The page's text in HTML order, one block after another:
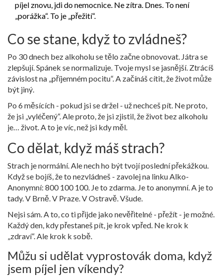
píjel znovu, jdi do nemocnice. Ne zítra. Dnes. To není
„porážka“. To je „přežití“.
Co se stane, když to zvládneš?
Po 30 dnech bez alkoholu se tělo začne obnovovat. Játra se
zlepšují. Spánek se normalizuje. Tvoje mysl se jasnější. Ztrácíš
závislost na „příjemném pocitu“. A začínáš cítit, že život může
být jiný.
Po 6 měsících - pokud jsi se držel - už nechceš pít. Ne proto,
že jsi „vyléčený“. Ale proto, že jsi zjistil, že život bez alkoholu
je… život. A to je víc, než jsi kdy měl.
Co dělat, když máš strach?
Strach je normální. Ale nech ho být tvojí poslední překážkou.
Když se bojíš, že to nezvládneš - zavolej na linku Alko-
Anonymní: 800 100 100. Je to zdarma. Je to anonymní. A je to
tady. V Brně. V Praze. V Ostravě. Všude.
Nejsi sám. A to, co ti přijde jako nevěřitelné - přežít - je možné.
Každý den, kdy přestaneš pít, je krok vpřed. Ne krok k
„zdraví“. Ale krok k sobě.
Můžu si udělat vyprostovák doma, když
jsem píjel jen víkendy?